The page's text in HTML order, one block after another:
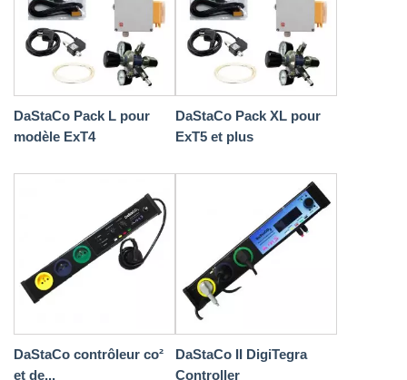
DaStaCo Pack L pour
modèle ExT4
DaStaCo Pack XL pour
ExT5 et plus
DaStaCo contrôleur co²
et de...
DaStaCo II DigiTegra
Controller